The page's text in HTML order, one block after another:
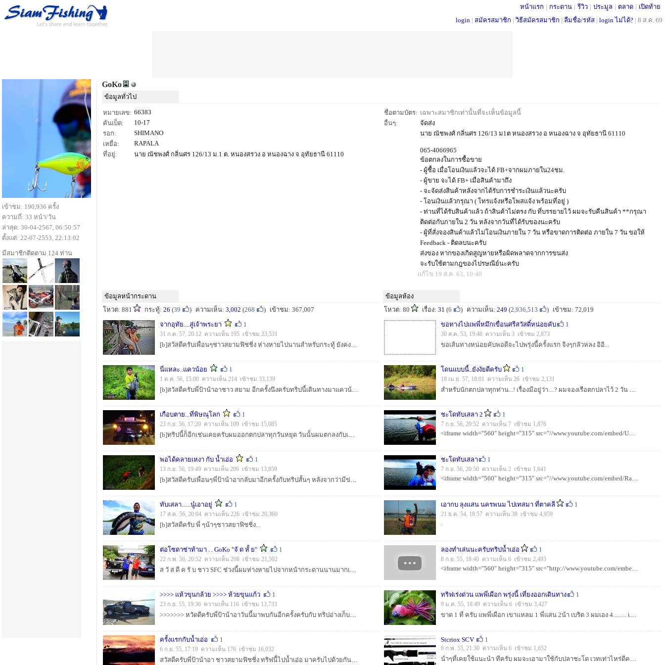
หน้าแรก | กระดาน | รีวิว | ประมูล | ตลาด | เปิดท้าย
login | สมัครสมาชิก | วิธีสมัครสมาชิก | ลืมชื่อ/รหัส | login ไม่ได้? | 8 ส.ค. 69
GoKo
ข้อมูลทั่วไป
หมายเลข: 66383
คันเบ็ด:
10-17
รอก:
SHIMANO
เหยื่อ:
RAPALA
ที่อยู่:
นาย ณัชพงศ์ กลิ่นศร 126/13 ม.1 ต. หนองสรวง อ หนองฉาง จ อุทัยธานี 61110
ชื่อตามบัตร: เฉพาะสมาชิกเท่านั้นที่จะเห็นข้อมูลนี้
อื่นๆ:
จัดส่ง
นาย ณัชพงศ์ กลิ่นศร 126/13 ม1ต หนองสรวง อ หนองฉาง จ อุทัยธานี 61110
065-4066965
ข้อตกลงในการซื้อขาย
- ผู้ซื้อ เมื่อโอนเงินแล้วจะได้ FB+จากผมภายใน24ชม.
- ผู้ขาย จะได้ FB+ เมื่อสินค้ามาถึง
- จะจัดส่งสินค้าหลังจากได้รับการชำระเงินแล้วนะครับ
- โอนเงินแล้วกรุณา ( โทรแจ้งหรือโพสแจ้ง พร้อมที่อยู่ )
- ท่านที่ได้รับสินค้าแล้ว ถ้าสินค้าไม่ตรง กับ ที่บรรยายไว้ ผมจะรับคืนสินค้า **กรุณา
ติดต่อกับภายใน 2 วัน หลังจากวันที่ได้รับของนะครับ
- ผู้ที่สั่งจองสินค้าแล้วไม่โอนเงินภายใน 7 วัน หรือขาดการติดต่อ ภายใน 7 วัน ขอให้
Feedback - ติดลบนะครับ
ส่งของ หากของเกิดสูญหายหรือผิดพลาดจากการขนส่ง
จะรับใช้ตามกฎของไปรษณีย์นะครับ
แก้ไข 19 ส.ค. 63, 10:40
ข้อมูลหน้ากระดาน
โหวต: 881
กระทู้: 26 (39 ) ความเห็น: 3,002 (268 ) เข้าชม: 367,007
จากอุทัย....สู่เจ้าพระยา
1
31 ก.ค. 57, 20:12 ความเห็น 195 เข้าชม 23,531
[b]สวัสดีครับเพื่อนๆชาวสยามฟิชชิ่ง ห่างหายไปนานสำหรับกระทู้ ยังคงรักและคิดถึงเสมอ วันนี้จะมาเสนอเรื่องราวของการตกปลาที่แม่น้ำเจ้าพระยาและเป้นการตกปล...
นี่แหละ..แควน้อย 1
1 ต.ค. 56, 15:00 ความเห็น 214 เข้าชม 33,139
[b]สวัสดีครับพี่ป้าน้าอาชาว สยาม อีกครั้งนึงครับทริปนี้เดินทางมาแควน้อยครับ...
เกือบตาย...ที่พิษณุโลก 1
23 ก.ย. 56, 17:20 ความเห็น 109 เข้าชม 15,085
[b]ทริปนี้ก็อีกเช่นเคยครับผมออกตกปลาทุกวันหยุด วันนั้นผมตกลงกับเพื่อนผมว่าเร...
พอได้คลายเหงา กับ น้ำเอ่อ 1
13 ก.ย. 56, 19:49 ความเห็น 206 เข้าชม 13,859
[b]สวัสดีครับเพื่อนๆพี่ป้าน้าอากลับมาอีกครั้งกับทริปสั้นๆ หลังจากว่ามีข่าวว่าตลาดเริ่มวาย เราก็เหมือ...
ทับเสลา......นู๋เอาอยู่ 1
17 ส.ค. 56, 20:04 ความเห็น 226 เข้าชม 20,360
[b]สวัสดีครับ พี่ ๆน้าๆชาวสยาฟิชชิ่ง...
ต่อโซดาซ่าท้ามา . . GoKo "จั ด หั้ ย" 1
22 ก.พ. 56, 20:52 ความเห็น 208 เข้าชม 21,502
ส วั ส ดี ค รั บ ชาว SFC ช่วงนี้ผมห่างหายไปจากหน้ากระดานนานมากเพราะไม่ค่อยได้ออกทริปซักเท่าไหร่ พอไปก็...แห้ว ซะส่วนมาก :laughing: :laughing: :laughi...
>>>> แห้วขุนกล้วย >>>> ห้วยขุนแก้ว 1
23 ก.ย. 55, 19:36 ความเห็น 116 เข้าชม 13,733
>>>>>>> หวัดดีครับพี่ป้าน้าอาวันนี้มาพบกันอีกครั้งครับกับ ทริปอ่างเก็บน้ำห้วยขุนแก้วจะแห้ว ไม่แห้วตามชมครับ <<<<<...
ครั้งแรกกับน้ำเอ่อ 1
6 ก.ย. 55, 17:19 ความเห็น 176 เข้าชม 16,032
สวัสดีครับพี่ป้าน้าอา ชาวสยามฟิชชิ่ง ทริฟนี้ไปน้ำเอ่อ มาครับไปด้วยกัน 3 ชีวิต และเป็นครั้งแรกของพวกเราทั้ง3คนด้วยครับกับเส้นทางสุดโหดแถมไปกันตอนฝนตกซ...
ข้อมูลห้อง
โหวต: 80
เรื่อง: 31 (6 ) ความเห็น: 249 (2,936,513 ) เข้าชม: 72,019
ขอทางไปแพพี่หมึกเขื่อนศรีสวัสดิ์หน่อยคับ
1
30 ส.ค. 53, 19:46 ความเห็น 3 เข้าชม 2,873
ขอเส้นทางหน่อยคับพอดีจะไปพรุ่งนี้ครั้งแรก จิงๆกลัวหลง อิอิ...
โดนแบบนี้..ยังงัยดีครับ 1
18 เม.ย. 57, 18:01 ความเห็น 26 เข้าชม 2,131
สำหรับนักตกปลาทุกท่าน...! เรื่องมีอยู่ว่า....? ผมจองเรือตกปลาไว้ 2 วัน ลงเรือวันแรก3คนแต่เพื่อนผมสองคนไม่เคยตกปลาเขื่อนเลย แจ๊คพ๊อตเจอไต๋เรือ ที่มีค...
ชะโดทับเสลา 2 1
7 ก.ย. 56, 20:52 ความเห็น 7 เข้าชม 1,876
<iframe width="560" height="315" src="//www.youtube.com/embed/UWfs0xivy64?list=UUMiqzreLMYLMUM_wIfWL67w" frameborder=...
ชะโดทับเสลา 1
7 ก.ย. 56, 20:50 ความเห็น 2 เข้าชม 1,641
<iframe width="560" height="315" src="//www.youtube.com/embed/RaxuOHdMvQE?list=UUMiqzreLMYLMUM_wIfWL67w" frameborder=...
เอากบ ลุงแสน นครพนม ไปเทสมา ที่ตาคลี 1
21 ธ.ค. 54, 18:57 ความเห็น 38 เข้าชม 4,959
.
ลองทำเล่นนะครับทริปน้ำเอ่อ 1
8 ก.ย. 55, 18:40 ความเห็น 6 เข้าชม 2,493
<iframe width="560" height="315" src="http://www.youtube.com/embed/ps99lDhlU6E?list=UUMiqzreLMYLMUM_wIfWL67w&hl=th_TH&...
ทริฟเร่งด่วน แพพี่เผือก พรุ่งนี้ เที่ยงออกเดินทาง 1
9 ม.ค. 55, 18:49 ความเห็น 6 เข้าชม 3,427
ขาด 1 ที่ ครับ แพพี่เผือก เขาแหลม 1 พี่แสน 2น้า เบริด 3 ผมเอง 4......... เส้นทางทีสามารถวิ่งรับได้ จาก อุทัย ไปกาญจนบุรี ค่าใช้จ่าย ...
Stcriox SCV 1
6 ก.พ. 55, 21:30 ความเห็น 6 เข้าชม 1,652
น้าๆที่เคยใช้แนะนำ ทีครับ ผมจะเอามาใช้กับปลาชะโด เวทเท่าไหร่ดีครับ หาซื้อได้ที่ไหน มีประกันไหมครับ...
เข้าชม: 190,936 ครั้ง
ความถี่: 33 หน้า/วัน
ล่าสุด: 30-04-2567, 06:50:57
ตั้งแต่: 22-07-2553, 22:13:02
มีสมาชิกติดตาม 124 ท่าน